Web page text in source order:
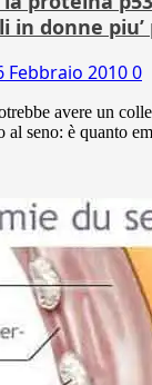
in donne piu’
Febbraio 20100
avere un
al seno: è quanto